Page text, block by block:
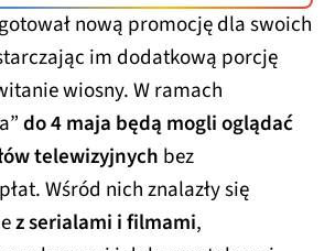
nową promocję dla swoich
im dodatkową porcję
wiosny. W ramach
do 4 maja będą mogli oglądać
telewizyjnych bez
Wśród nich znalazły się
z serialami i filmami,